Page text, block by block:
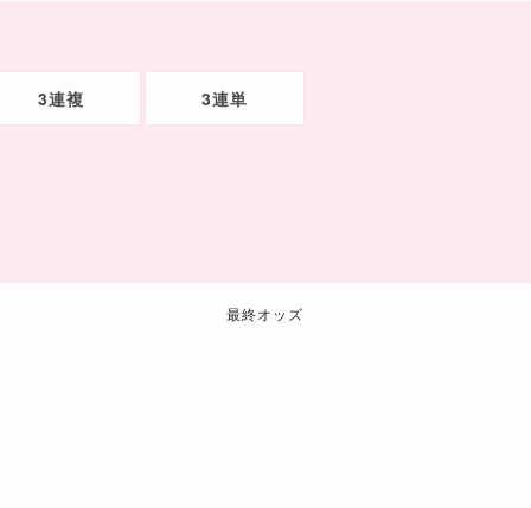
3連複 3連単